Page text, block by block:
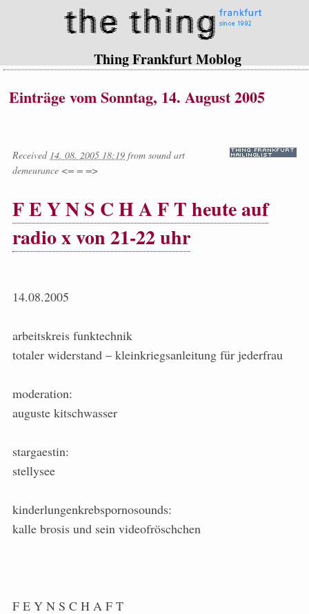
Thing Frankfurt Moblog
Einträge vom Sonntag, 14. August 2005
Received 14. 08. 2005 18:19 from sound art
demeurance <= = =>
F E Y N S C H A F T heute auf
radio x von 21-22 uhr
14.08.2005
arbeitskreis funktechnik
totaler widerstand – kleinkriegsanleitung für jederfrau
moderation:
auguste kitschwasser
stargaestin:
stellysee
kinderlungenkrebspornosounds:
kalle brosis und sein videofröschchen
F E Y N S C H A F T